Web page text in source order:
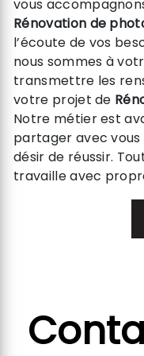
vous
Rénovation de
l’écoute de vos
nous sommes à
transmettre les
votre projet de
Notre métier est
partager avec
désir de réussir.
travaille avec